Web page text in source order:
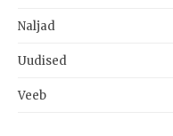
Naljad
Uudised
Veeb